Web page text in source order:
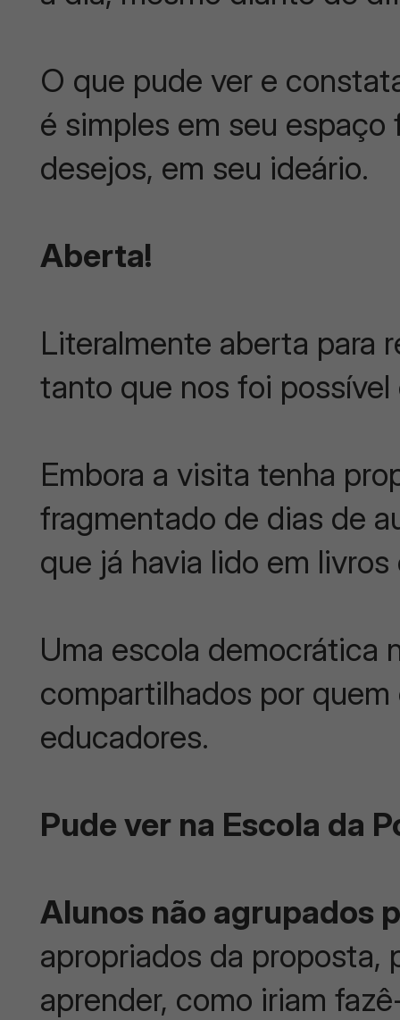
O que pude ver e
é simples em seu
desejos, em seu ideário.
Aberta!
Literalmente aberta para
tanto que nos foi
Embora a visita tenha
fragmentado de dias de
que já havia lido em
Uma escola democrática
compartilhados por
educadores.
Pude ver na Escola da
Alunos não agrupados
apropriados da proposta,
aprender, como iriam